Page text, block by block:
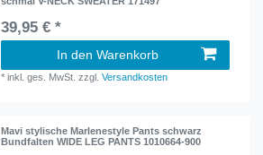
39,95 € *
In den Warenkorb
*inkl. ges. MwSt. zzgl.Versandkosten
Mavi stylische Marlenestyle Pants schwarz
Bundfalten WIDE LEG PANTS 1010664-900